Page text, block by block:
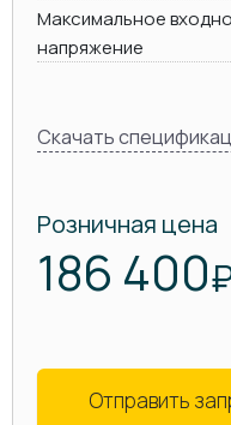
Максимальное
напряжение
Скачать
Розничная цена
186 400
Отправить